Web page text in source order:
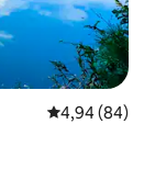
4,94 de uma
4,94 (84)